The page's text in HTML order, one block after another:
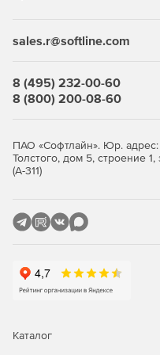
нужны, и не
использовать.
Если необходимо
управление защитой
лицензирование Центра
нескольких
администрирование
серверов приложений
sales.r@softline.com
8 (495) 232-00-60
8 (800) 200-08-60
ПАО «Софтлайн». Юр. адрес:
Толстого, дом 5, строение
(А-311)
Каталог